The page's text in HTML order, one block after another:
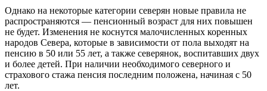
Однако на некоторые категории северян новые правила не
распространяются — пенсионный возраст для них повышен
не будет. Изменения не коснутся малочисленных коренных
народов Севера, которые в зависимости от пола выходят на
пенсию в 50 или 55 лет, а также северянок, воспитавших двух
и более детей. При наличии необходимого северного и
страхового стажа пенсия последним положена, начиная с 50
лет.